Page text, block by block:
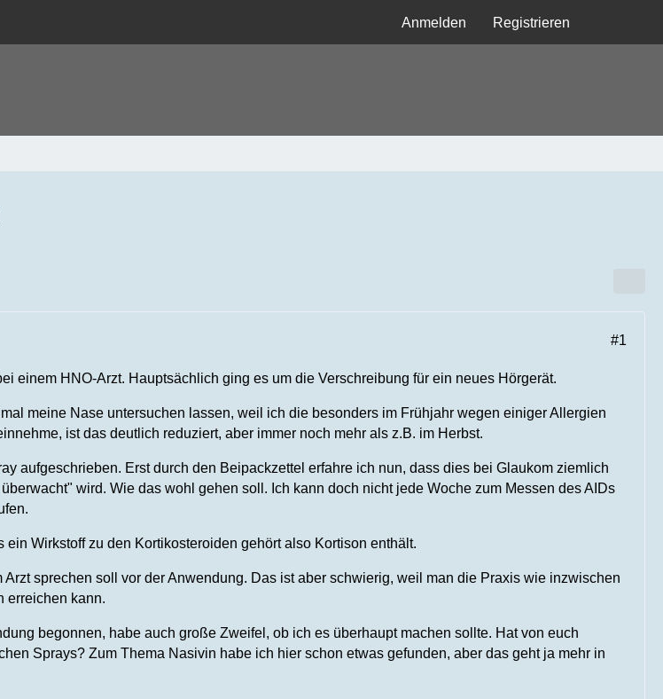
Anmelden Registrieren
#1
einem HNO-Arzt. Hauptsächlich ging es um die Verschreibung für ein neues Hörgerät.
meine Nase untersuchen lassen, weil ich die besonders im Frühjahr wegen einiger Allergien
ist das deutlich reduziert, aber immer noch mehr als z.B. im Herbst.
aufgeschrieben. Erst durch den Beipackzettel erfahre ich nun, dass dies bei Glaukom ziemlich
wird. Wie das wohl gehen soll. Ich kann doch nicht jede Woche zum Messen des AIDs
ein Wirkstoff zu den Kortikosteroiden gehört also Kortison enthält.
Arzt sprechen soll vor der Anwendung. Das ist aber schwierig, weil man die Praxis wie inzwischen
erreichen kann.
begonnen, habe auch große Zweifel, ob ich es überhaupt machen sollte. Hat von euch
Sprays? Zum Thema Nasivin habe ich hier schon etwas gefunden, aber das geht ja mehr in